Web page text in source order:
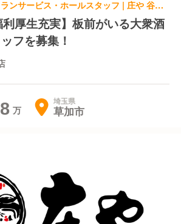
和食, 居酒屋 | レストランサービス・ホールスタッフ | 庄や 谷塚西口店
利厚生充実】板前がいる大衆酒
フを募集！
埼玉県
草加市